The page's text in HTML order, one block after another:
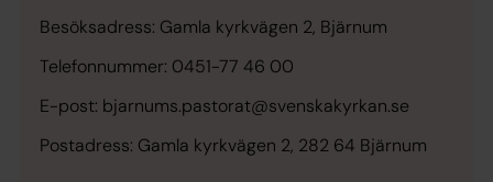
Besöksadress: Gamla kyrkvägen 2, Bjärnum
Telefonnummer: 0451-77 46 00
E-post: bjarnums.pastorat@svenskakyrkan.se
Postadress: Gamla kyrkvägen 2, 282 64 Bjärnum